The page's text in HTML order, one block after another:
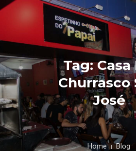
Tag: Casa
Churrasco
José
Home Blog